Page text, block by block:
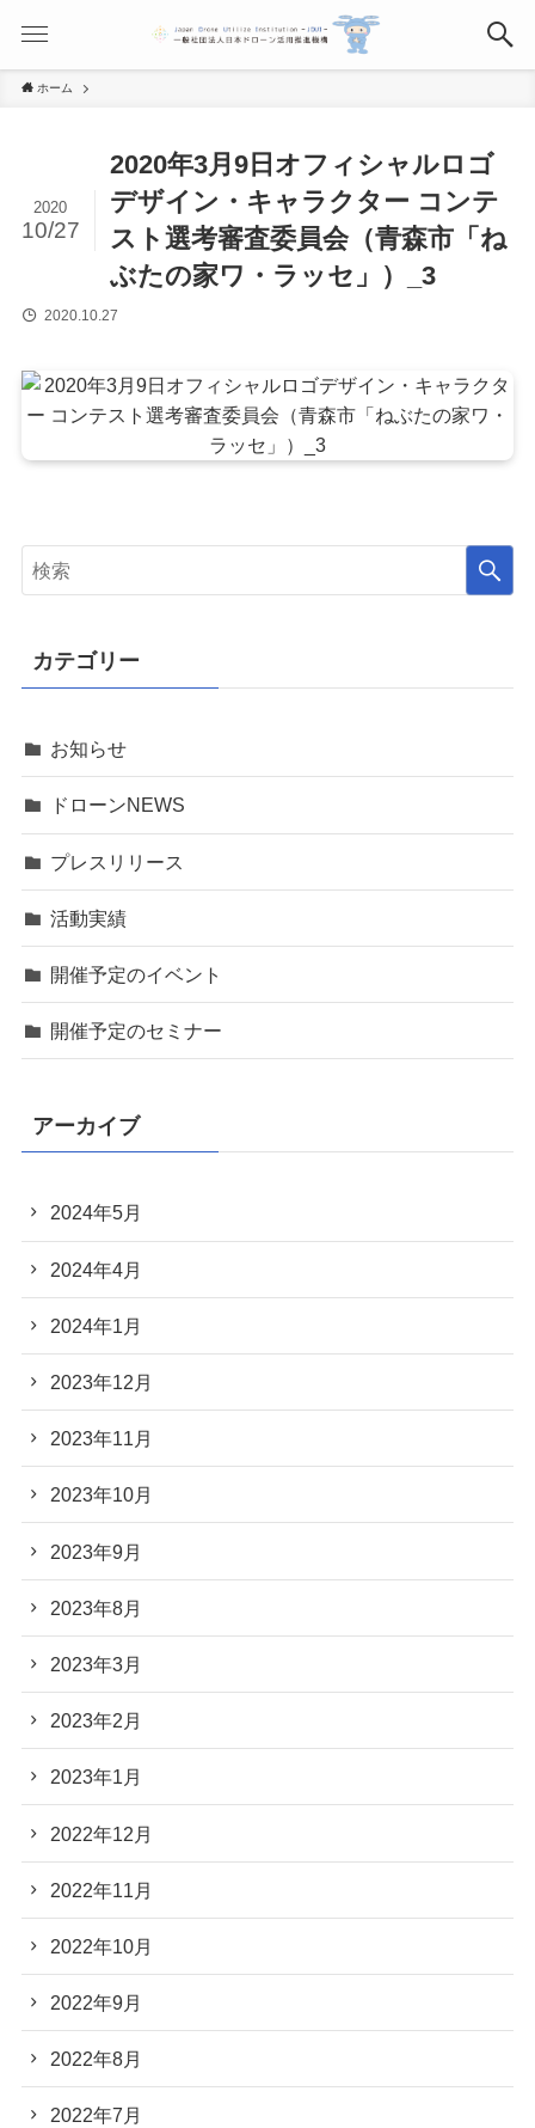
ホーム
2020年3月9⽇オフィシャルロゴ
デザイン・キャラクター コンテ
スト選考審査委員会（青森市「ね
ぶたの家ワ・ラッセ」）_3
2020
10/27
2020.10.27
カテゴリー
お知らせ
ドローンNEWS
プレスリリース
活動実績
開催予定のイベント
開催予定のセミナー
アーカイブ
2024年5月
2024年4月
2024年1月
2023年12月
2023年11月
2023年10月
2023年9月
2023年8月
2023年3月
2023年2月
2023年1月
2022年12月
2022年11月
2022年10月
2022年9月
2022年8月
2022年7月